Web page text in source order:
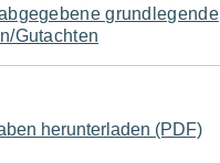
grundlegende
Gutachten
herunterladen (PDF)